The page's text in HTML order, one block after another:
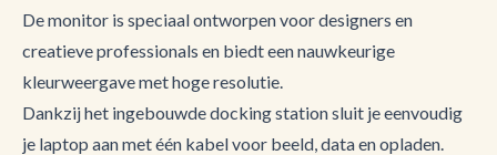
De monitor is speciaal ontworpen voor designers en
creatieve professionals en biedt een nauwkeurige
kleurweergave met hoge resolutie.
Dankzij het ingebouwde docking station sluit je eenvoudig
je laptop aan met één kabel voor beeld, data en opladen.